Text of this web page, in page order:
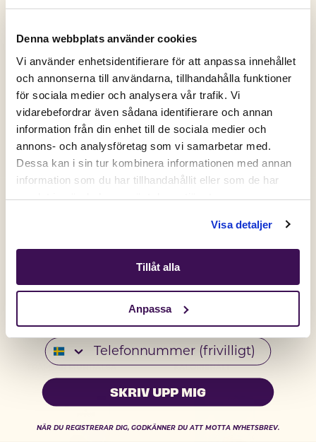
Denna webbplats använder cookies
Vi använder enhetsidentifierare för att anpassa innehållet
och annonserna till användarna, tillhandahålla funktioner
för sociala medier och analysera vår trafik. Vi
vidarebefordrar även sådana identifierare och annan
information från din enhet till de sociala medier och
annons- och analysföretag som vi samarbetar med.
Dessa kan i sin tur kombinera informationen med annan
information som du har tillhandahållit eller som de har
samlat in när du har använt deras tjänster.
Visa detaljer
Tillåt alla
Anpassa
Active location:
Sweden
Currency: SEK
SELECT YOUR COUNTRY:
ANDRA KÖPTE OCKSÅ VUXEN
VÅR STORSÄLJARE
premiumfoder - vuxen
299 SEK
PERFEKT TOPPING
topping - hund
315
SEK
FRÄMJAR MUNHÄLSA KALORISNÅLT
Få 50% på ditt första köp💛
Signa upp dig på vårt nyhetsbrev och få din unika
Gäller nya kunder och dig som inte har handlat hos oss de
Telefonnummer
SKRIV UPP MIG
NÄR DU REGISTRERAR DIG, GODKÄNNER DU ATT MOTTA NYHETSBREV.